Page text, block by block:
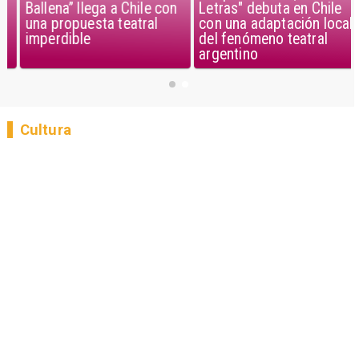
Ballena” llega a Chile con
una propuesta teatral
imperdible
Letras" debuta en Chile
con una adaptación local
del fenómeno teatral
argentino
Cultura